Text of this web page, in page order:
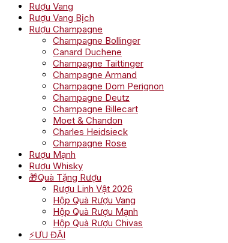
Rượu Vang
Rượu Vang Bịch
Rượu Champagne
Champagne Bollinger
Canard Duchene
Champagne Taittinger
Champagne Armand
Champagne Dom Perignon
Champagne Deutz
Champagne Billecart
Moet & Chandon
Charles Heidsieck
Champagne Rose
Rượu Mạnh
Rượu Whisky
🎁Quà Tặng Rượu
Rượu Linh Vật 2026
Hộp Quà Rượu Vang
Hộp Quà Rượu Mạnh
Hộp Quà Rượu Chivas
⚡ƯU ĐÃI